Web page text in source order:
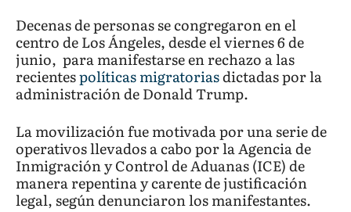
Decenas de personas se congregaron en el
centro de Los Ángeles, desde el viernes 6 de
junio, para manifestarse en rechazo a las
recientespolíticas migratoriasdictadas por la
administración de Donald Trump.
La movilización fue motivada por una serie de
operativos llevados a cabo por la Agencia de
Inmigración y Control de Aduanas (ICE) de
manera repentina y carente de justificación
legal, según denunciaron los manifestantes.